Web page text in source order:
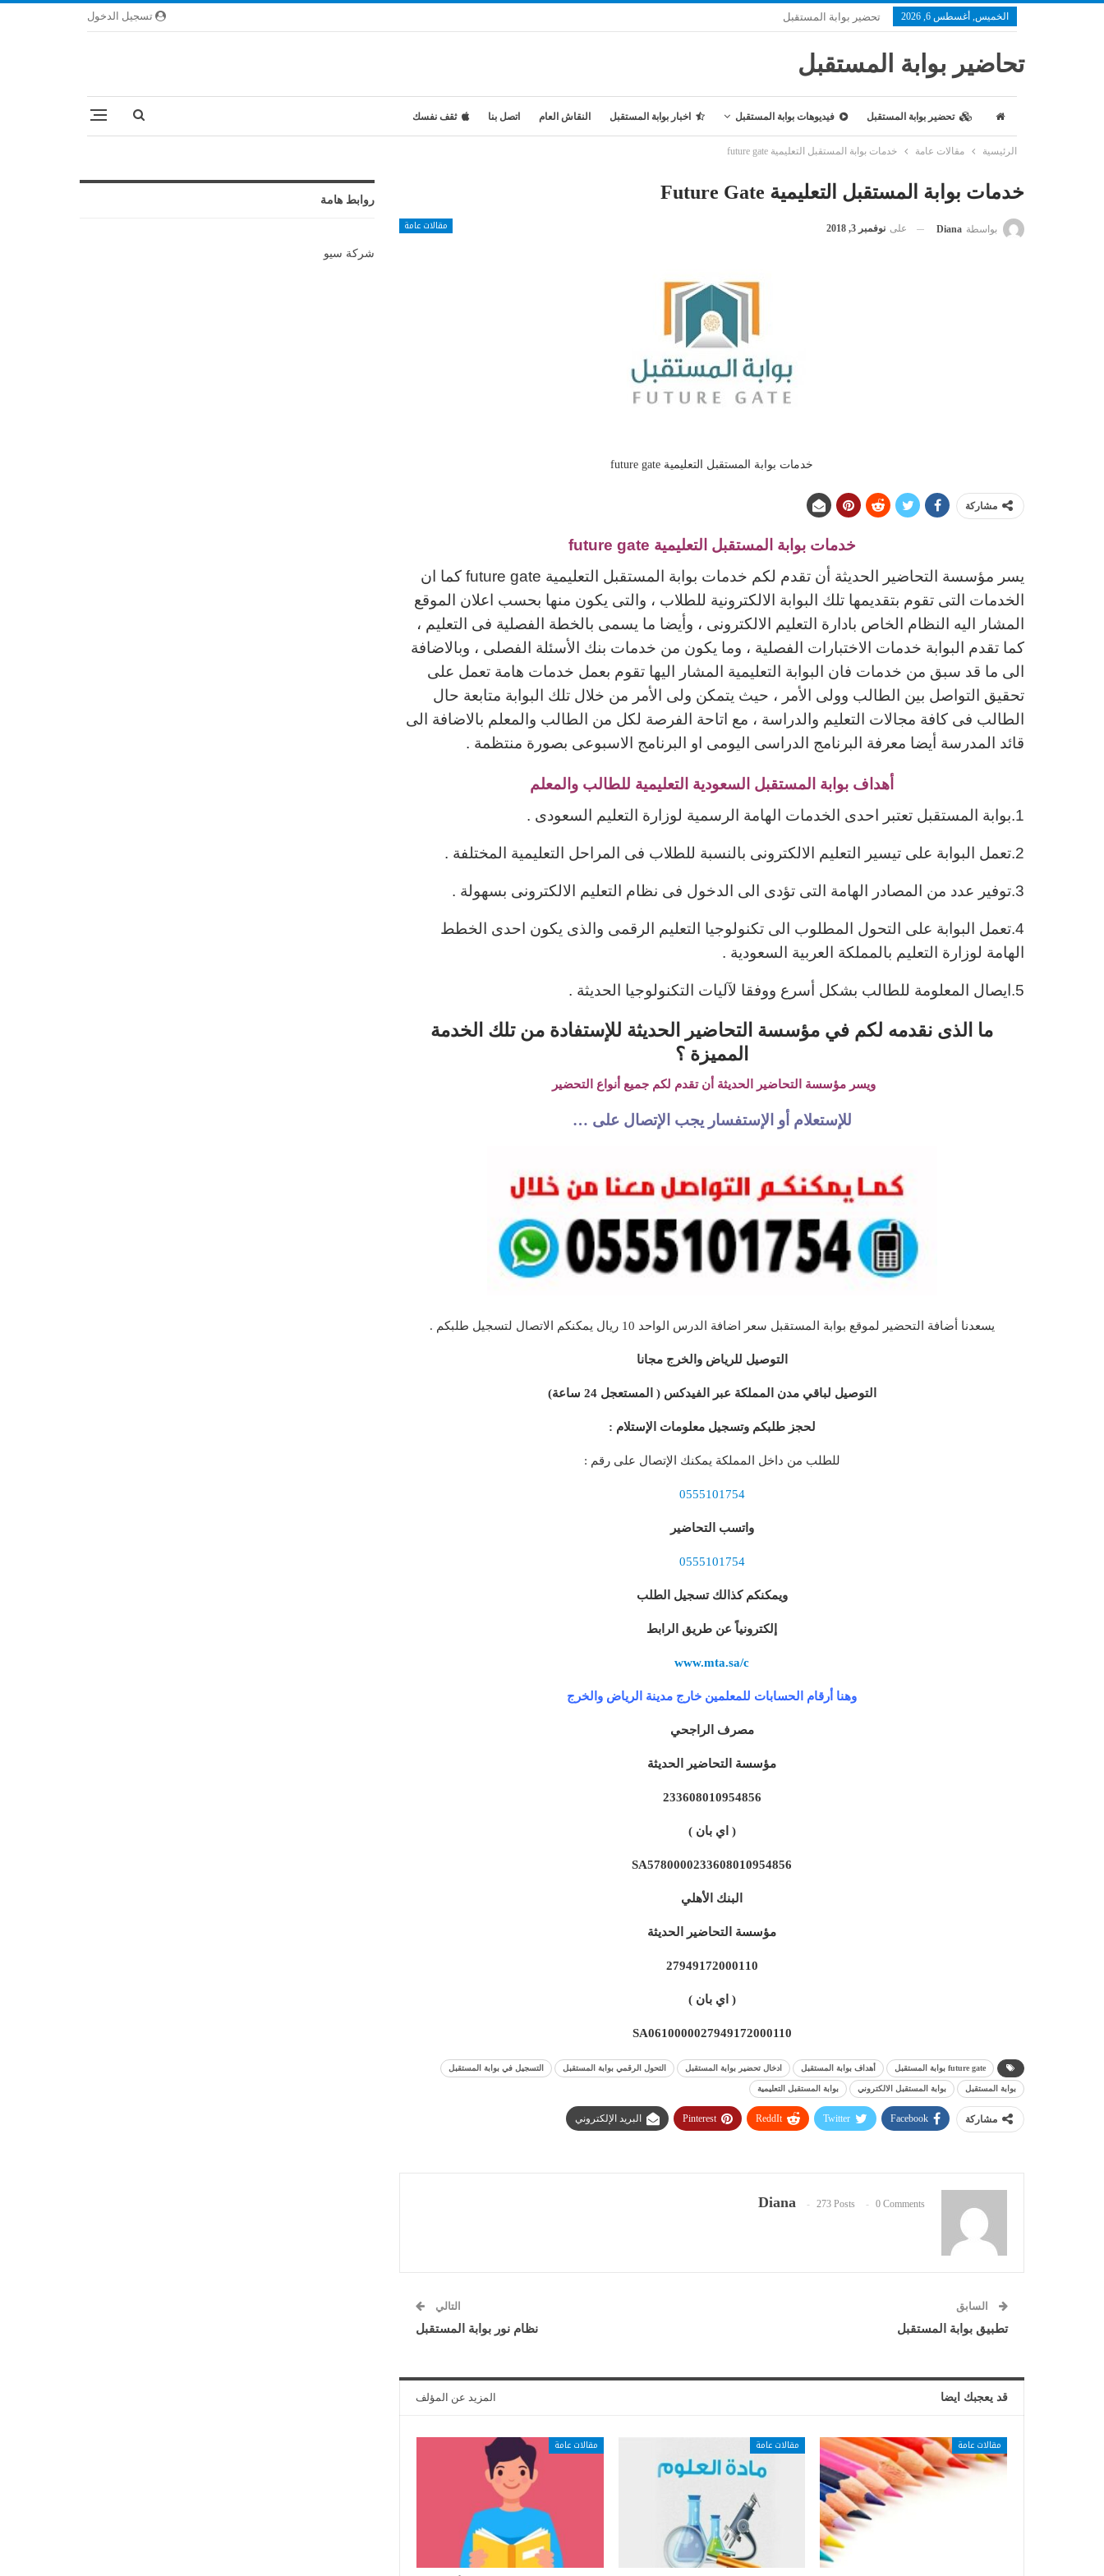
تسجيل الدخول الخميس, أغسطس 6, 2026 تحضير بوابة المستقبل
تحاضير بوابة المستقبل
تحضير بوابة المستقبل فيديوهات بوابة المستقبل اخبار بوابة المستقبل النقاش العام اتصل بنا ثقف نفسك
الرئيسية مقالات عامة خدمات بوابة المستقبل التعليمية future gate
خدمات بوابة المستقبل التعليمية Future Gate
مقالات عامة بواسطة Diana على نوفمبر 3, 2018
خدمات بوابة المستقبل التعليمية future gate
مشاركة
خدمات بوابة المستقبل التعليمية future gate
يسر مؤسسة التحاضير الحديثة أن تقدم لكم خدمات بوابة المستقبل التعليمية future gate كما ان
الخدمات التى تقوم بتقديمها تلك البوابة الالكترونية للطلاب ، والتى يكون منها بحسب اعلان الموقع
المشار اليه النظام الخاص بادارة التعليم الالكترونى ، وأيضا ما يسمى بالخطة الفصلية فى التعليم ،
كما تقدم البوابة خدمات الاختبارات الفصلية ، وما يكون من خدمات بنك الأسئلة الفصلى ، وبالاضافة
الى ما قد سبق من خدمات فان البوابة التعليمية المشار اليها تقوم بعمل خدمات هامة تعمل على
تحقيق التواصل بين الطالب وولى الأمر ، حيث يتمكن ولى الأمر من خلال تلك البوابة متابعة حال
الطالب فى كافة مجالات التعليم والدراسة ، مع اتاحة الفرصة لكل من الطالب والمعلم بالاضافة الى
قائد المدرسة أيضا معرفة البرنامج الدراسى اليومى او البرنامج الاسبوعى بصورة منتظمة .
أهداف بوابة المستقبل السعودية التعليمية للطالب والمعلم
1.بوابة المستقبل تعتبر احدى الخدمات الهامة الرسمية لوزارة التعليم السعودى .
2.تعمل البوابة على تيسير التعليم الالكترونى بالنسبة للطلاب فى المراحل التعليمية المختلفة .
3.توفير عدد من المصادر الهامة التى تؤدى الى الدخول فى نظام التعليم الالكترونى بسهولة .
4.تعمل البوابة على التحول المطلوب الى تكنولوجيا التعليم الرقمى والذى يكون احدى الخطط
الهامة لوزارة التعليم بالمملكة العربية السعودية .
5.ايصال المعلومة للطالب بشكل أسرع ووفقا لآليات التكنولوجيا الحديثة .
ما الذى نقدمه لكم في مؤسسة التحاضير الحديثة للإستفادة من تلك الخدمة
المميزة ؟
ويسر مؤسسة التحاضير الحديثة أن تقدم لكم جميع أنواع التحضير
للإستعلام أو الإستفسار يجب الإتصال على …
يسعدنا أضافة التحضير لموقع بوابة المستقبل سعر اضافة الدرس الواحد 10 ريال يمكنكم الاتصال لتسجيل طلبكم .
التوصيل للرياض والخرج مجانا
التوصيل لباقي مدن المملكة عبر الفيدكس ( المستعجل 24 ساعة)
لحجز طلبكم وتسجيل معلومات الإستلام :
للطلب من داخل المملكة يمكنك الإتصال على رقم :
0555101754
واتسب التحاضير
0555101754
ويمكنكم كذالك تسجيل الطلب
إلكترونياً عن طريق الرابط
www.mta.sa/c
وهنا أرقام الحسابات للمعلمين خارج مدينة الرياض والخرج
مصرف الراجحي
مؤسسة التحاضير الحديثة
233608010954856
( اي بان )
SA5780000233608010954856
البنك الأهلي
مؤسسة التحاضير الحديثة
27949172000110
( اي بان )
SA0610000027949172000110
future gate بوابة المستقبل أهداف بوابة المستقبل ادخال تحضير بوابة المستقبل التحول الرقمي بوابة المستقبل التسجيل في بوابة المستقبل
بوابة المستقبل بوابة المستقبل الالكتروني بوابة المستقبل التعليمية
مشاركة Facebook
Twitter
ReddIt
Pinterest البريد الإلكتروني
Diana 273 Posts 0 Comments
السابق
تطبيق بوابة المستقبل
التالي
نظام نور بوابة المستقبل
قد يعجبك ايضا المزيد عن المؤلف
مقالات عامة مقالات عامة مقالات عامة
روابط هامة
شركة سيو